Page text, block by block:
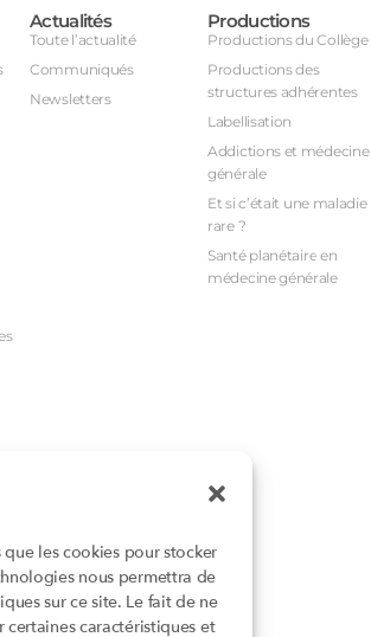
les cookies pour stocker
nous permettra de
sur ce site. Le fait de ne
caractéristiques et
Actualités
Toute l’actualité
Communiqués
Newsletters
Productions
Productions du Collège
Productions des
structures adhérentes
Labellisation
Addictions et médecine
générale
Et si c’était une maladie
rare ?
Santé planétaire en
médecine générale